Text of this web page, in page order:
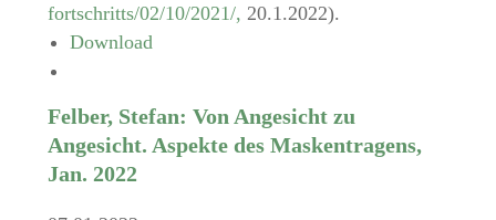
fortschritts/02/10/2021/, 20.1.2022).
Download
Felber, Stefan: Von Angesicht zu
Angesicht. Aspekte des Maskentragens,
Jan. 2022